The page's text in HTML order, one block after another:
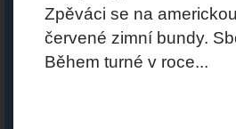
Zpěváci se na
červené zimní bundy.
Během turné v roce...